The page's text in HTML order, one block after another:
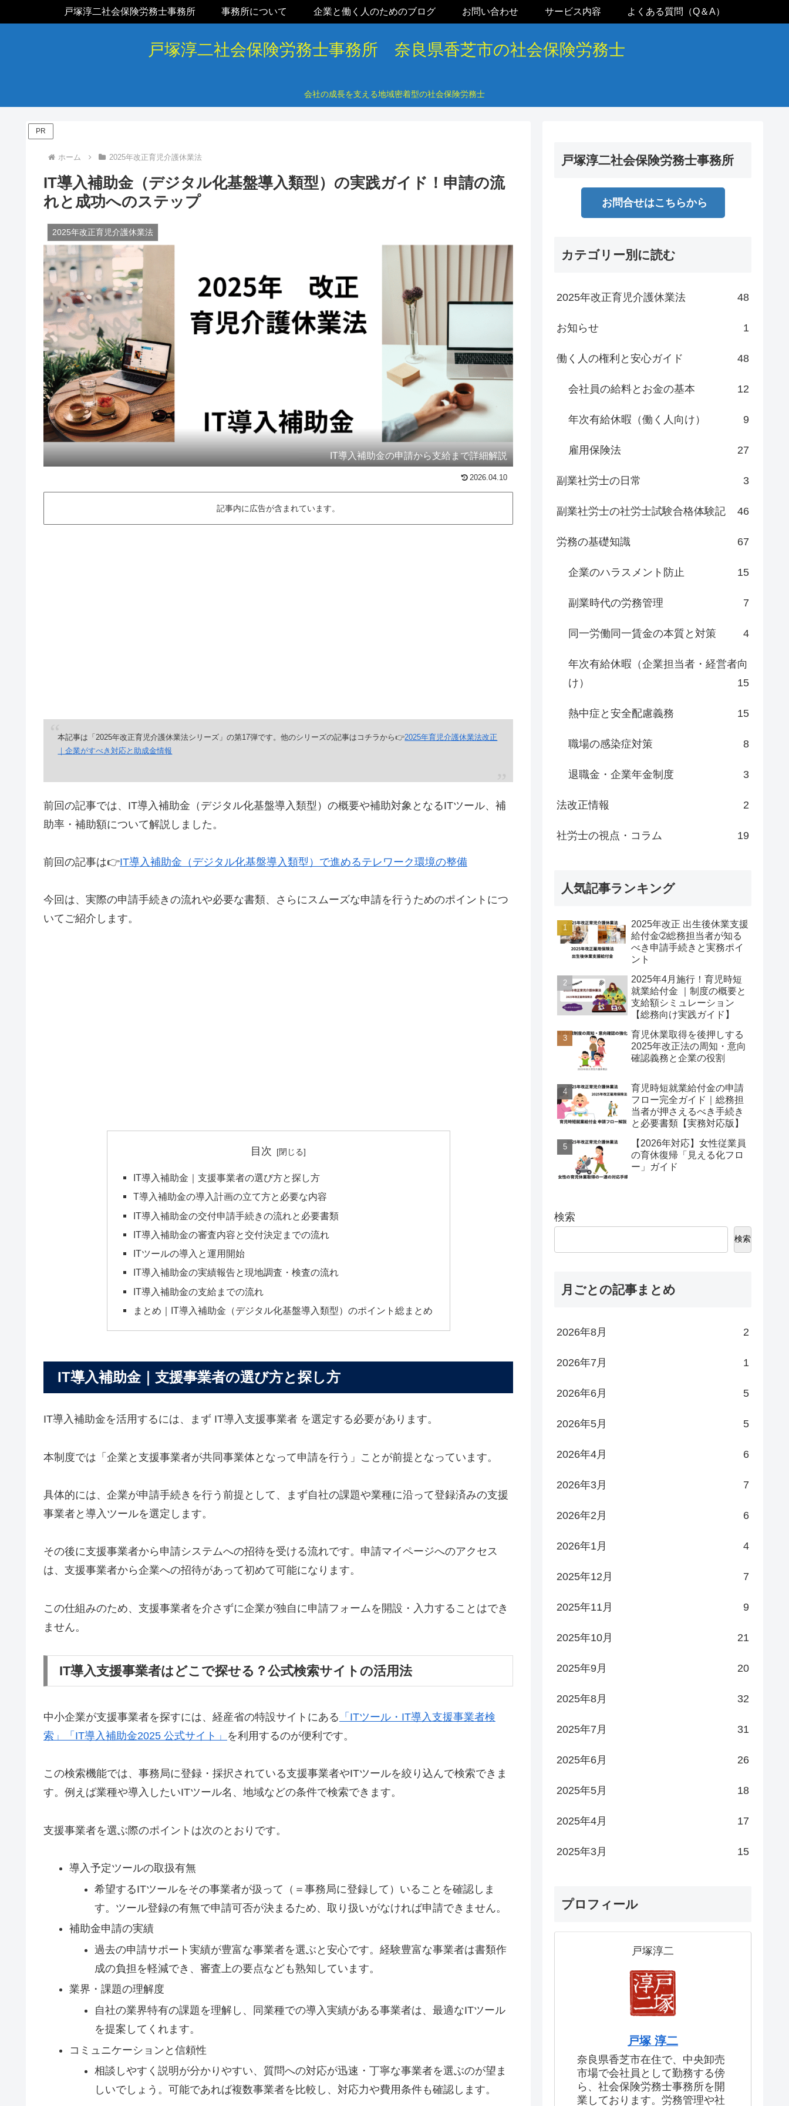
戸塚淳二社会保険労務士事務所 奈良県香芝市の社会保険労務士
会社の成長を支える地域密着型の社会保険労務士
戸塚淳二社会保険労務士事務所 事務所について 企業と働く人のためのブログ お問い合わせ サービス内容 よくある質問（Q＆A）
PR
ホーム 2025年改正育児介護休業法
IT導入補助金（デジタル化基盤導入類型）の実践ガイド！申請の流
れと成功へのステップ
2025年改正育児介護休業法
IT導入補助金の申請から支給まで詳細解説
2026.04.10
記事内に広告が含まれています。
本記事は「2025年改正育児介護休業法シリーズ」の第17弾です。他のシリーズの記事はコチラから👉2025年育児介護休業法改正
｜企業がすべき対応と助成金情報
前回の記事では、IT導入補助金（デジタル化基盤導入類型）の概要や補助対象となるITツール、補
助率・補助額について解説しました。
前回の記事は👉IT導入補助金（デジタル化基盤導入類型）で進めるテレワーク環境の整備
今回は、実際の申請手続きの流れや必要な書類、さらにスムーズな申請を行うためのポイントにつ
いてご紹介します。
目次
IT導入補助金｜支援事業者の選び方と探し方
T導入補助金の導入計画の立て方と必要な内容
IT導入補助金の交付申請手続きの流れと必要書類
IT導入補助金の審査内容と交付決定までの流れ
ITツールの導入と運用開始
IT導入補助金の実績報告と現地調査・検査の流れ
IT導入補助金の支給までの流れ
まとめ｜IT導入補助金（デジタル化基盤導入類型）のポイント総まとめ
IT導入補助金｜支援事業者の選び方と探し方
IT導入補助金を活用するには、まず IT導入支援事業者 を選定する必要があります。
本制度では「企業と支援事業者が共同事業体となって申請を行う」ことが前提となっています。
具体的には、企業が申請手続きを行う前提として、まず自社の課題や業種に沿って登録済みの支援
事業者と導入ツールを選定します。
その後に支援事業者から申請システムへの招待を受ける流れです。申請マイページへのアクセス
は、支援事業者から企業への招待があって初めて可能になります。
この仕組みのため、支援事業者を介さずに企業が独自に申請フォームを開設・入力することはでき
ません。
IT導入支援事業者はどこで探せる？公式検索サイトの活用法
中小企業が支援事業者を探すには、経産省の特設サイトにある 「ITツール・IT導入支援事業者検
索」「IT導入補助金2025 公式サイト」 を利用するのが便利です。
この検索機能では、事務局に登録・採択されている支援事業者やITツールを絞り込んで検索できま
す。例えば業種や導入したいITツール名、地域などの条件で検索できます。
支援事業者を選ぶ際のポイントは次のとおりです。
導入予定ツールの取扱有無
希望するITツールをその事業者が扱って（＝事務局に登録して）いることを確認しま
す。ツール登録の有無で申請可否が決まるため、取り扱いがなければ申請できません。
補助金申請の実績
過去の申請サポート実績が豊富な事業者を選ぶと安心です。経験豊富な事業者は書類作
成の負担を軽減でき、審査上の要点なども熟知しています。
業界・課題の理解度
自社の業界特有の課題を理解し、同業種での導入実績がある事業者は、最適なITツール
を提案してくれます。
コミュニケーションと信頼性
相談しやすく説明が分かりやすい、質問への対応が迅速・丁寧な事業者を選ぶのが望ま
しいでしょう。可能であれば複数事業者を比較し、対応力や費用条件も確認します。
戸塚淳二社会保険労務士事務所
お問合せはこちらから
カテゴリー別に読む
2025年改正育児介護休業法 48
お知らせ 1
働く人の権利と安心ガイド 48
会社員の給料とお金の基本 12
年次有給休暇（働く人向け） 9
雇用保険法 27
副業社労士の日常 3
副業社労士の社労士試験合格体験記 46
労務の基礎知識 67
企業のハラスメント防止 15
副業時代の労務管理 7
同一労働同一賃金の本質と対策 4
年次有給休暇（企業担当者・経営者向
け）
15
熱中症と安全配慮義務 15
職場の感染症対策 8
退職金・企業年金制度 3
法改正情報 2
社労士の視点・コラム 19
人気記事ランキング
2025年改正 出生後休業支援
給付金➁総務担当者が知る
べき申請手続きと実務ポイ
ント
2025年4月施行！育児時短
就業給付金 ｜制度の概要と
支給額シミュレーション
【総務向け実践ガイド】
育児休業取得を後押しする
2025年改正法の周知・意向
確認義務と企業の役割
育児時短就業給付金の申請
フロー完全ガイド｜総務担
当者が押さえるべき手続き
と必要書類【実務対応版】
【2026年対応】女性従業員
の育休復帰「見える化フロ
ー」ガイド
検索
検索
月ごとの記事まとめ
2026年8月 2
2026年7月 1
2026年6月 5
2026年5月 5
2026年4月 6
2026年3月 7
2026年2月 6
2026年1月 4
2025年12月 7
2025年11月 9
2025年10月 21
2025年9月 20
2025年8月 32
2025年7月 31
2025年6月 26
2025年5月 18
2025年4月 17
2025年3月 15
プロフィール
戸塚淳二
戸塚 淳二
奈良県香芝市在住で、中央卸売
市場で会社員として勤務する傍
ら、社会保険労務士事務所を開
業しております。労務管理や社